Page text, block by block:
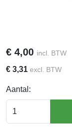
€ 4,00 incl. BTW
€ 3,31 excl. BTW
Aantal: